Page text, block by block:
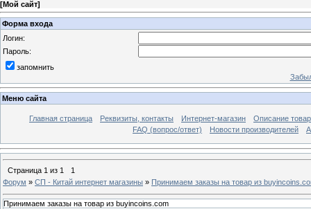
[Мой сайт]
Форма входа
Логин:
Пароль:
запомнить
Меню сайта
Главная страница Реквизиты, контакты Интернет-магазин
Описание
FAQ (вопрос/ответ)
Новости производителей
Страница 1 из 1
1
Форум » СП - Китай интернет магазины » Принимаем заказы на товар из
Принимаем заказы на товар из buyincoins.com